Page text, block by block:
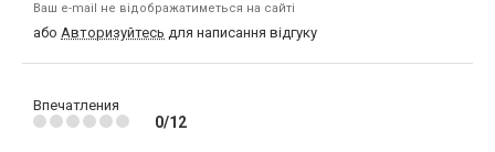
Ваш e-mail не відображатиметься на сайті
або Авторизуйтесь для написання відгуку
Впечатления
0/12